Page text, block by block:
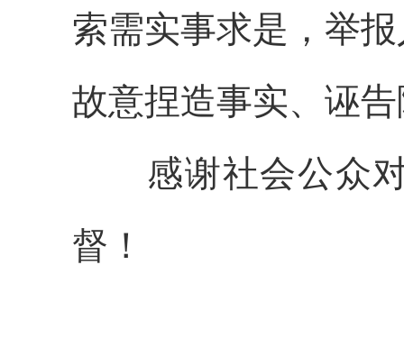
索需实事求是，举
故意捏造事实、诬
感谢社会公众对
督！